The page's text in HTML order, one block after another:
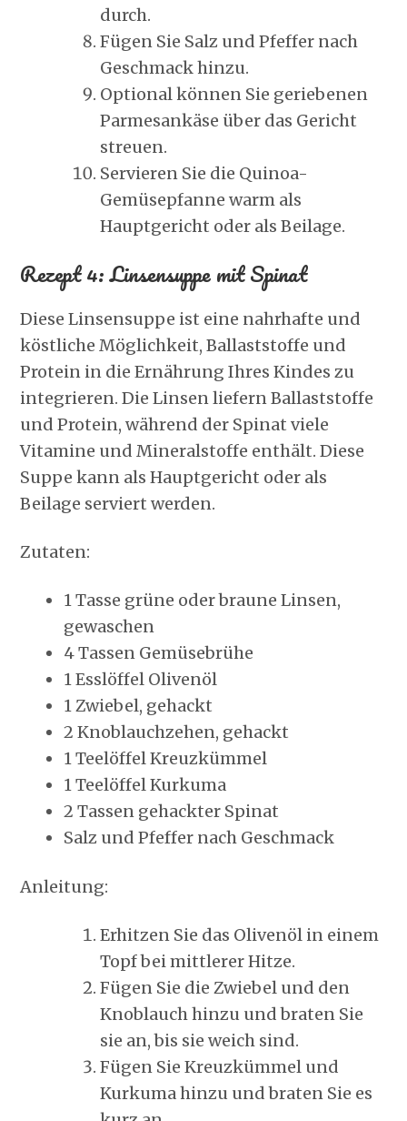
durch.
Fügen Sie Salz und Pfeffer nach
Geschmack hinzu.
Optional können Sie geriebenen
Parmesankäse über das Gericht
streuen.
Servieren Sie die Quinoa-
Gemüsepfanne warm als
Hauptgericht oder als Beilage.
Rezept 4: Linsensuppe mit Spinat
Diese Linsensuppe ist eine nahrhafte und
köstliche Möglichkeit, Ballaststoffe und
Protein in die Ernährung Ihres Kindes zu
integrieren. Die Linsen liefern Ballaststoffe
und Protein, während der Spinat viele
Vitamine und Mineralstoffe enthält. Diese
Suppe kann als Hauptgericht oder als
Beilage serviert werden.
Zutaten:
1 Tasse grüne oder braune Linsen,
gewaschen
4 Tassen Gemüsebrühe
1 Esslöffel Olivenöl
1 Zwiebel, gehackt
2 Knoblauchzehen, gehackt
1 Teelöffel Kreuzkümmel
1 Teelöffel Kurkuma
2 Tassen gehackter Spinat
Salz und Pfeffer nach Geschmack
Anleitung:
Erhitzen Sie das Olivenöl in einem
Topf bei mittlerer Hitze.
Fügen Sie die Zwiebel und den
Knoblauch hinzu und braten Sie
sie an, bis sie weich sind.
Fügen Sie Kreuzkümmel und
Kurkuma hinzu und braten Sie es